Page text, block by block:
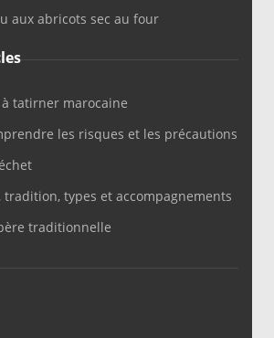
aux abricots sec au four
tatirner marocaine
les risques et les précautions
tradition, types et accompagnements
traditionnelle